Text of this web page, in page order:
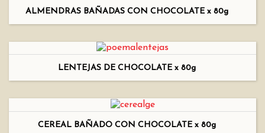
ALMENDRAS BAÑADAS CON CHOCOLATE x 80g
LENTEJAS DE CHOCOLATE x 80g
CEREAL BAÑADO CON CHOCOLATE x 80g